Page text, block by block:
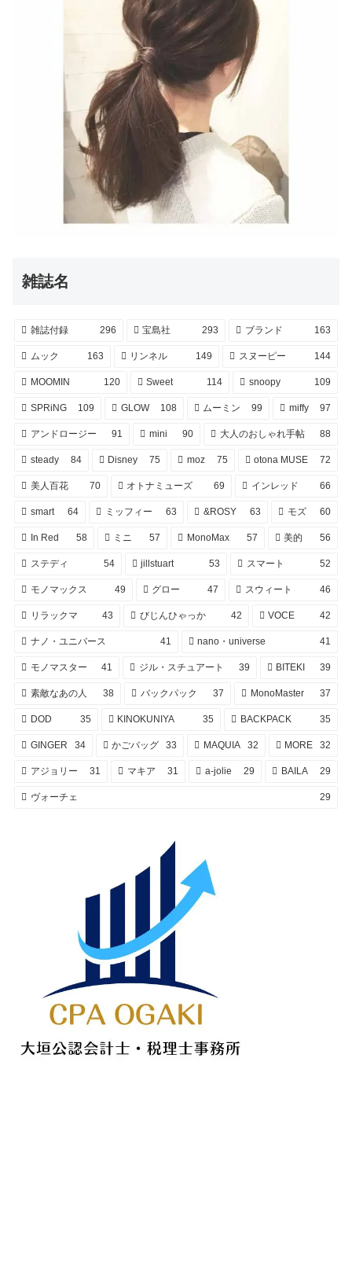
雑誌名
雑誌付録 296 宝島社 293 ブランド 163
ムック 163 リンネル 149 スヌーピー 144
MOOMIN 120 Sweet 114 snoopy 109
SPRiNG 109 GLOW 108 ムーミン 99 miffy 97
アンドロージー 91 mini 90 大人のおしゃれ手帖 88
steady 84 Disney 75 moz 75 otona MUSE 72
美人百花 70 オトナミューズ 69 インレッド 66
smart 64 ミッフィー 63 &ROSY 63 モズ 60
In Red 58 ミニ 57 MonoMax 57 美的 56
ステディ 54 jillstuart 53 スマート 52
モノマックス 49 グロー 47 スウィート 46
リラックマ 43 びじんひゃっか 42 VOCE 42
ナノ・ユニバース 41 nano・universe 41
モノマスター 41 ジル・スチュアート 39 BITEKI 39
素敵なあの人 38 バックパック 37 MonoMaster 37
DOD 35 KINOKUNIYA 35 BACKPACK 35
GINGER 34 かごバッグ 33 MAQUIA 32 MORE 32
アジョリー 31 マキア 31 a-jolie 29 BAILA 29
ヴォーチェ 29